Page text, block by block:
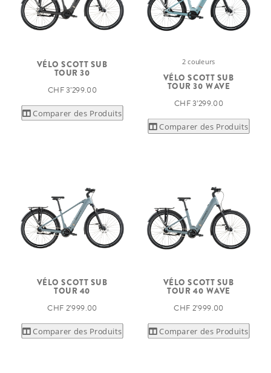
VÉLO SCOTT SUB
TOUR 30
CHF 3’299.00
Comparer des Produits
2 couleurs
VÉLO SCOTT SUB
TOUR 30 WAVE
CHF 3’299.00
Comparer des Produits
VÉLO SCOTT SUB
TOUR 40
CHF 2’999.00
Comparer des Produits
VÉLO SCOTT SUB
TOUR 40 WAVE
CHF 2’999.00
Comparer des Produits